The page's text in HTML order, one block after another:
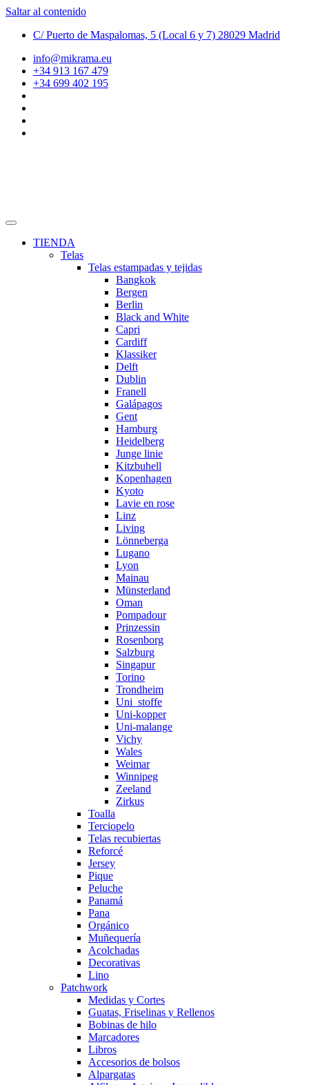
Saltar al contenido
C/ Puerto de Maspalomas, 5 (Local 6 y 7) 28029 Madrid
info@mikrama.eu
+34 913 167 479
+34 699 402 195
TIENDA
Telas
Telas estampadas y tejidas
Bangkok
Bergen
Berlin
Black and White
Capri
Cardiff
Klassiker
Delft
Dublin
Franell
Galápagos
Gent
Hamburg
Heidelberg
Junge linie
Kitzbuhell
Kopenhagen
Kyoto
Lavie en rose
Linz
Living
Lönneberga
Lugano
Lyon
Mainau
Münsterland
Oman
Pompadour
Prinzessin
Rosenborg
Salzburg
Singapur
Torino
Trondheim
Uni_stoffe
Uni-kopper
Uni-malange
Vichy
Wales
Weimar
Winnipeg
Zeeland
Zirkus
Toalla
Terciopelo
Telas recubiertas
Reforcé
Jersey
Pique
Peluche
Panamá
Pana
Orgánico
Muñequería
Acolchadas
Decorativas
Lino
Patchwork
Medidas y Cortes
Guatas, Friselinas y Rellenos
Bobinas de hilo
Marcadores
Libros
Accesorios de bolsos
Alpargatas